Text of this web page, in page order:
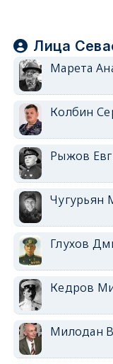
Лица
Марета
Колбин
Рыжов
Чугурьян
Глухов
Кедров
Милодан